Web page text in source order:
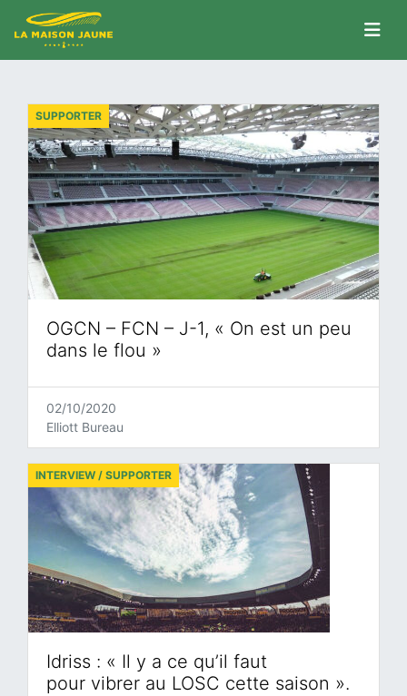
OGCN – FCN – J-1, « On est un peu
dans le flou »
SUPPORTER
02/10/2020
Elliott Bureau
Idriss : « Il y a ce qu’il faut
pour vibrer au LOSC cette saison ».
INTERVIEW / SUPPORTER